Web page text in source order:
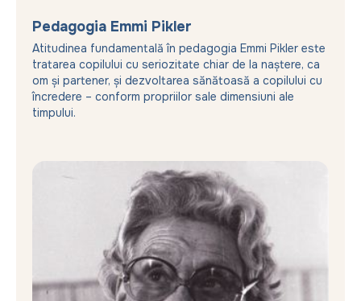
Pedagogia Emmi Pikler
Atitudinea fundamentală în pedagogia Emmi Pikler este
tratarea copilului cu seriozitate chiar de la naștere, ca
om și partener, și dezvoltarea sănătoasă a copilului cu
încredere – conform propriilor sale dimensiuni ale
timpului.